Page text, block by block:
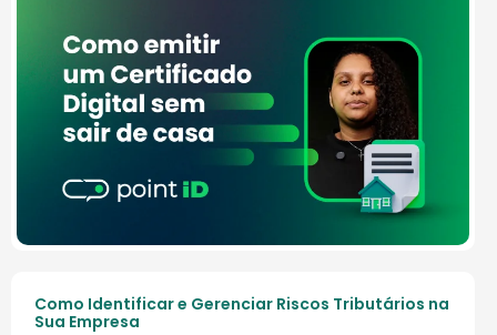
Como Identificar e Gerenciar Riscos Tributários na
Sua Empresa